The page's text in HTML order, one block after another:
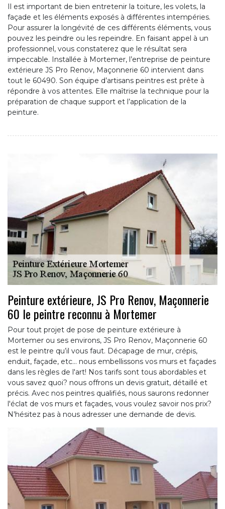
Il est important de bien entretenir la toiture, les volets, la
façade et les éléments exposés à différentes intempéries.
Pour assurer la longévité de ces différents éléments, vous
pouvez les peindre ou les repeindre. En faisant appel à un
professionnel, vous constaterez que le résultat sera
impeccable. Installée à Mortemer, l’entreprise de peinture
extérieure JS Pro Renov, Maçonnerie 60 intervient dans
tout le 60490. Son équipe d’artisans peintres est prête à
répondre à vos attentes. Elle maîtrise la technique pour la
préparation de chaque support et l’application de la
peinture.
Peinture extérieure, JS Pro Renov, Maçonnerie
60 le peintre reconnu à Mortemer
Pour tout projet de pose de peinture extérieure à
Mortemer ou ses environs, JS Pro Renov, Maçonnerie 60
est le peintre qu’il vous faut. Décapage de mur, crépis,
enduit, façade, etc... nous embellissons vos murs et façades
dans les règles de l'art! Nos tarifs sont tous abordables et
vous savez quoi? nous offrons un devis gratuit, détaillé et
précis. Avec nos peintres qualifiés, nous saurons redonner
l'éclat de vos murs et façades, vous voulez savoir nos prix?
N'hésitez pas à nous adresser une demande de devis.